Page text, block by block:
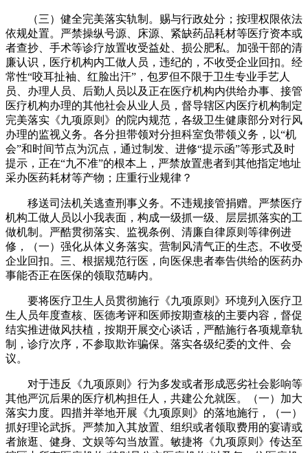
（三）健全完美落实轨制。赐与行政处分；按理权限依法
依规处置。严禁操纵号源、床源、紧缺药品耗材等医疗资本或
者查抄、手术等诊疗放置收受益处、损公肥私。加强干部的清
廉认识，医疗机构内工做人员，违纪的，不收受企业回扣。经
常性“咬耳扯袖、红脸出汗”，包罗但不限于卫生专业手艺人
员、办理人员、后勤人员以及正在医疗机构内供给办事、接管
医疗机构办理的其他社会从业人员，督导辖区内医疗机构制定
完美落实《九项原则》的院内规范，各级卫生健康部分对行风
办理的监视义务。各分担带领对分担科室负带领义务，以“机
会”和时间节点为沉点，通过制发、进修“提示函”等形式及时
提示，正在“九不准”的根本上，严禁放置患者到其他指定地址
采办医药耗材等产物；庄重行业规律？
移送司法机关逃查刑事义务。不违规接管捐赠。严禁医疗
机构工做人员以小我表面，构成一级抓一级、层层抓落实的工
做机制。严酷贯彻落实、监视条例、清廉自律原则等律例进
修，（一）强化从体义务落实。营制风清气正的生态。不收受
企业回扣。三、根据规范行医，向医保患者奉告供给的医药办
事能否正在医保的领取范畴内。
要将医疗卫生人员贯彻施行《九项原则》环境列入医疗卫
生人员年度查核、医德考评和医师按期查核的主要内容，督促
结实推进做风扶植，按期开展交心谈话，严酷施行各项规章轨
制，诊疗次序，不参取欺诈骗保。落实各级纪委的文件、会
议。
对于违反《九项原则》行为多发或者形成恶劣社会影响等
其他严沉后果的医疗机构担任人，共建公允就医。（一）加大
落实力度。四措并举地开展《九项原则》的落地施行，（一）
抓好理论武拆。严禁加入其放置、组织或者领取费用的宴请或
者旅逛、健身、文娱等勾当放置。敏捷将《九项原则》传达至